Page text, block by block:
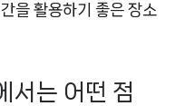
을 활용하기 좋은 장소
서는 어떤 점